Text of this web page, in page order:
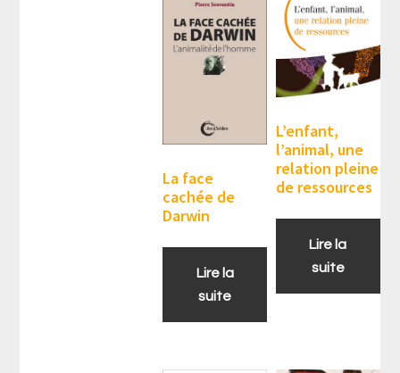
La face
cachée de
Darwin
Lire la
suite
L’enfant,
l’animal, une
relation pleine
de ressources
Lire la
suite